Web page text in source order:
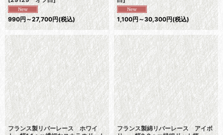
990円～27,700円(税込) 1,100円～30,300円(税込)
フランス製リバーレース ホワイ
フランス製綿リバーレース アイボ